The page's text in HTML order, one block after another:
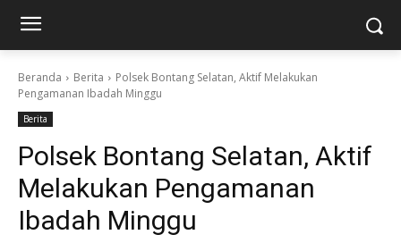
Beranda Berita
Polsek Bontang Selatan, Aktif Melakukan
Pengamanan Ibadah Minggu
Berita
Polsek Bontang Selatan, Aktif
Melakukan Pengamanan
Ibadah Minggu